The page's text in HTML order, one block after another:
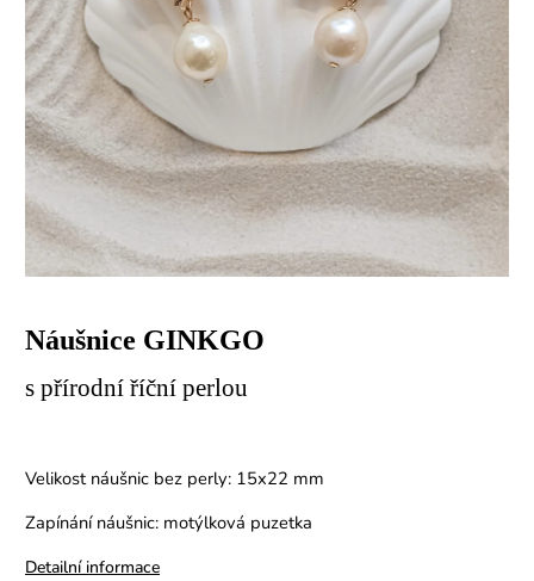
Náušnice GINKGO
s přírodní říční perlou
Velikost náušnic bez perly: 15x22 mm
Zapínání náušnic: motýlková puzetka
Detailní informace